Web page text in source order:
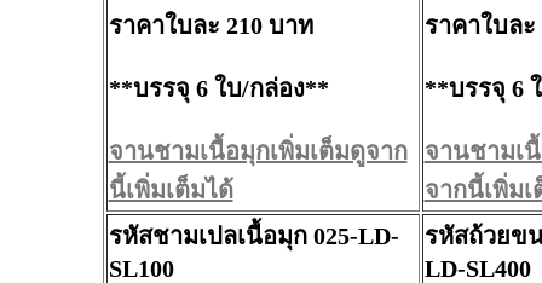
ราคาใบละ 210 บาท
**บรรจุ 6 ใบ/กล่อง**
จานชามเนื้อมุกเพิ่มเต็มดูจาก
นี้เพิ่มเต็มได้
ราคาใบละ
**บรรจุ 6
จานชามเ
จากนี้เพิ่มเ
รหัสชามเปลเนื้อมุก 025-LD-
SL100
รหัสถ้วยข
LD-SL400